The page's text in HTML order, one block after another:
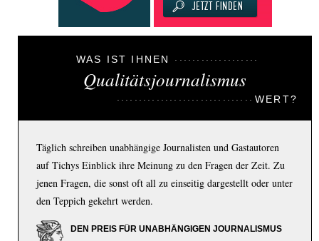
WAS IST IHNEN
Qualitätsjournalismus
WERT?
Täglich schreiben unabhängige Journalisten und Gastautoren
auf Tichys Einblick ihre Meinung zu den Fragen der Zeit. Zu
jenen Fragen, die sonst oft all zu einseitig dargestellt oder unter
den Teppich gekehrt werden.
DEN PREIS FÜR UNABHÄNGIGEN JOURNALISMUS